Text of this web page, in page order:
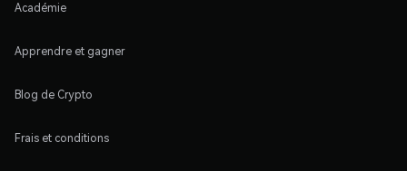
Académie
Apprendre et gagner
Blog de Crypto
Frais et conditions